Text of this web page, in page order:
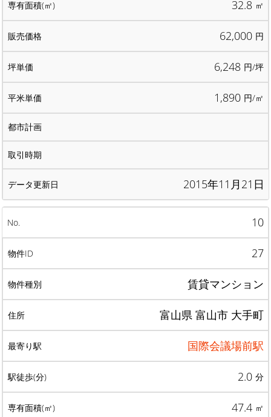
32.8 ㎡
62,000 円
6,248 円/坪
1,890 円/㎡
2015年11月21日
10
27
賃貸マンション
富山県 富山市 大手町
国際会議場前駅
2.0 分
47.4 ㎡